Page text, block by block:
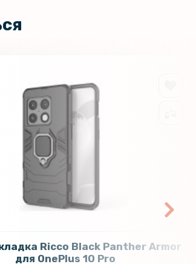
Ricco Black Panther Armor
для OnePlus 10 Pro